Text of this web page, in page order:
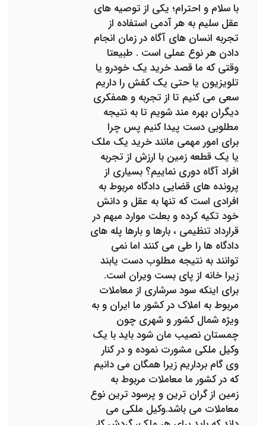
با سلام و احترام؛ یکی از توصیه های
عقل سلیم به هر آدمی استفاده از
تجربه انسان های آگاه در زمان انجام
دادن هر نوع عملی است . طبیعتا
وقتی که ما قصد خرید یک خودرو یا
تلویزیون یا حتی یک کفش را داریم
سعی می کنیم تا از تجربه و همفکری
دیگران بهره مند شویم تا به نتیجه
مطلوبی دست پیدا کنیم پس چرا
برای امور مهمی مانند خرید یک ملک
یا یک قطعه زمین با ارزش از تجربه
افراد آگاه دوری نماییم؟ بسیاری از
پرونده های قضایی دادگاه مربوط به
افرادی است که تنها به عقل و دانش
خود تکیه کرده و بعلت موارد مبهم در
قرارداد تنظیمی ، بارها و بارها پله های
دادگاه ها را طی می کنند اما نمی
توانند به نتیجه مطلوب دست یابند
زیرا خانه از پای بست ویران است.
برای اینکه سود سرشاری از معاملات
مربوط به املاک در کشور ما ایران و به
ویژه شمال کشور و شهری چون
چمستان نصیب مان شود باید با یک
وکیل ملکی مشورت نموده و در کنار
وی گام برداریم زیرا همگان می دانیم
که در کشور ما معاملات مربوط به
زمین از گران ترین و پرسود ترین نوع
معاملات می باشد.وکیل ملکی می